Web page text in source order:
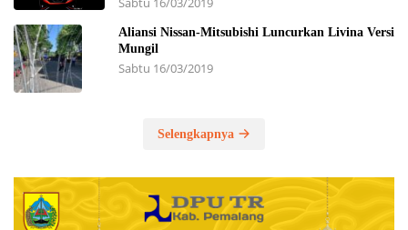
Aliansi Nissan-Mitsubishi Luncurkan Livina Versi
Mungil
Sabtu 16/03/2019
Selengkapnya